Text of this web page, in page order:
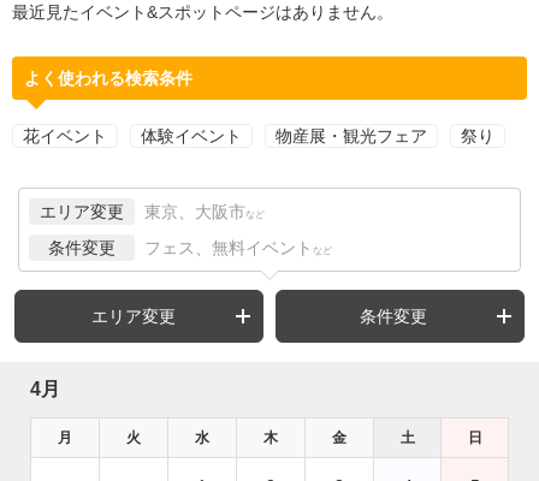
最近見たイベント&スポットページはありません。
よく使われる検索条件
花イベント 体験イベント 物産展・観光フェア 祭り
エリア変更 東京、大阪市 など
条件変更 フェス、無料イベント など
エリア変更 条件変更
4月
月 火 水 木 金 土 日